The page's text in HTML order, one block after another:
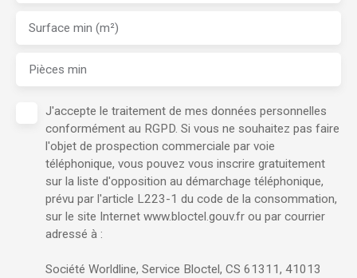
Surface min (m²)
Pièces min
J'accepte le traitement de mes données personnelles
conformément au RGPD. Si vous ne souhaitez pas faire
l'objet de prospection commerciale par voie
téléphonique, vous pouvez vous inscrire gratuitement
sur la liste d'opposition au démarchage téléphonique,
prévu par l'article L223-1 du code de la consommation,
sur le site Internet www.bloctel.gouv.fr ou par courrier
adressé à :
Société Worldline, Service Bloctel, CS 61311, 41013